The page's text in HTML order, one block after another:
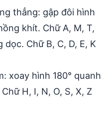
thẳng: gập đôi hình
khít. Chữ A, M, T,
dọc. Chữ B, C, D, E, K
xoay hình 180° quanh
H, I, N, O, S, X, Z